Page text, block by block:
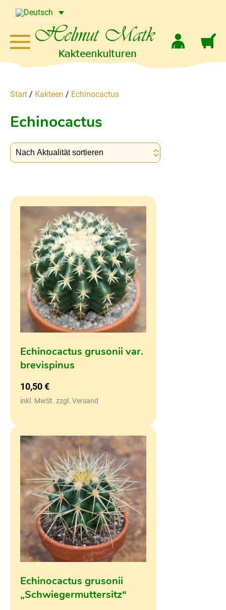
Start / Kakteen / Echinocactus
Echinocactus
Echinocactus grusonii var.
brevispinus
10,50€
inkl. MwSt. zzgl. Versand
Echinocactus grusonii
„Schwiegermuttersitz“